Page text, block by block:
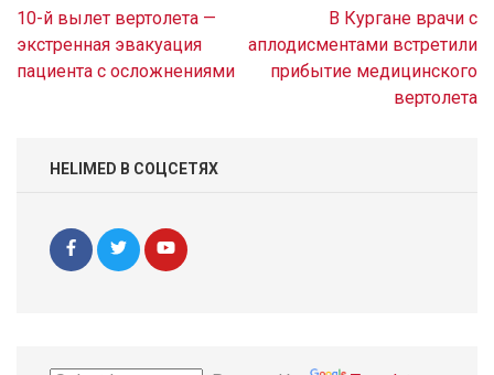
Навигация
по
записям
10-й вылет вертолета —
экстренная эвакуация
пациента с осложнениями
В Кургане врачи с
аплодисментами встретили
прибытие медицинского
вертолета
HELIMED В СОЦСЕТЯХ